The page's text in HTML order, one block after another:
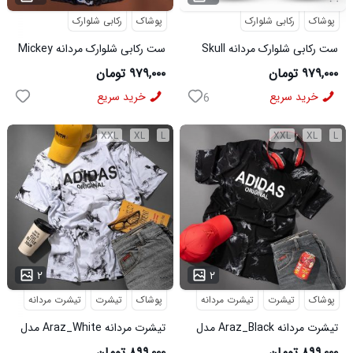
پوشاک رکابی شلوارک
ست رکابی شلوارک مردانه Mickey
مدل 3996
۹۷۹,۰۰۰ تومان
خرید سریع
پوشاک رکابی شلوارک
ست رکابی شلوارک مردانه Skull
مدل 3995
۹۷۹,۰۰۰ تومان
خرید سریع 6
L
XL
XXL
۲ ...
پوشاک تیشرت تیشرت مردانه
تیشرت مردانه Araz_White مدل
3992
L
XL
XXL
۲ ...
پوشاک تیشرت تیشرت مردانه
تیشرت مردانه Araz_Black مدل
3991